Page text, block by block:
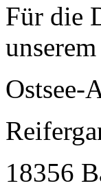
Für die
Ostsee-
18356